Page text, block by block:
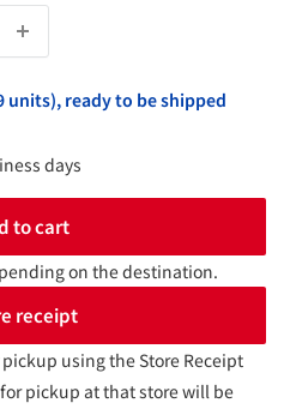
units), ready to be shipped
days
to cart
on the destination.
receipt
using the Store Receipt
pickup at that store will be